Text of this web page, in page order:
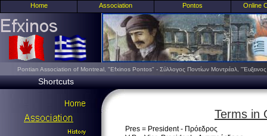
Pres = President - Πρόεδρος
Pontian Association of Montreal, "Efxinos Pontos" - Σύλλογος Ποντίων Μοντρέαλ,
Shortcuts
Terms in
Home Association Pontos Online